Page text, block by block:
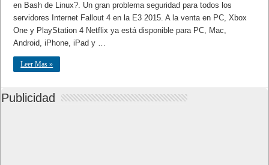
en Bash de Linux?. Un gran problema seguridad para todos los
servidores Internet Fallout 4 en la E3 2015. A la venta en PC, Xbox
One y PlayStation 4 Netflix ya está disponible para PC, Mac,
Android, iPhone, iPad y …
Leer Mas »
Publicidad